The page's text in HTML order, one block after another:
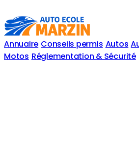
Annuaire Conseils permis Autos
Motos Réglementation & Sécurité